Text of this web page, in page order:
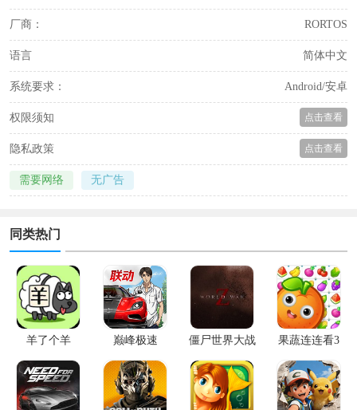
厂商： RORTOS
语言 简体中文
系统要求： Android/安卓
权限须知 点击查看
隐私政策 点击查看
需要网络 无广告
同类热门
羊了个羊 巅峰极速 僵尸世界大战 果蔬连连看3